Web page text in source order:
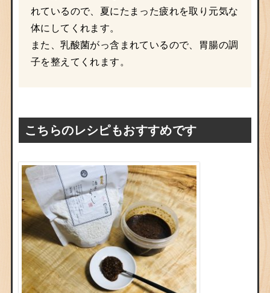
れているので、夏にたまった疲れを取り元気な
体にしてくれます。
また、乳酸菌がっ含まれているので、胃腸の調
子を整えてくれます。
こちらのレシピもおすすめです